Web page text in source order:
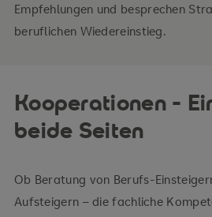
Empfehlungen und besprechen
beruflichen Wiedereinstieg.
Kooperationen -
beide Seiten
Ob Beratung von Berufs-
Aufsteigern – die fachliche